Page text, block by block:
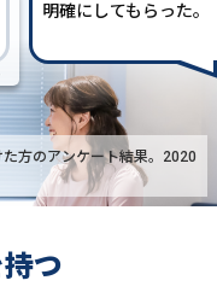
明確にしてもらった。
方のアンケート結果。2020
つ